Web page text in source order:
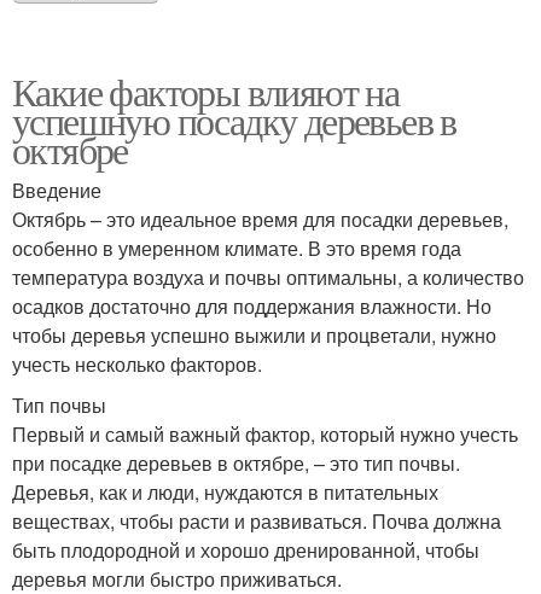
Какие факторы влияют на
успешную посадку деревьев в
октябре
Введение
Октябрь – это идеальное время для посадки деревьев,
особенно в умеренном климате. В это время года
температура воздуха и почвы оптимальны, а количество
осадков достаточно для поддержания влажности. Но
чтобы деревья успешно выжили и процветали, нужно
учесть несколько факторов.
Тип почвы
Первый и самый важный фактор, который нужно учесть
при посадке деревьев в октябре, – это тип почвы.
Деревья, как и люди, нуждаются в питательных
веществах, чтобы расти и развиваться. Почва должна
быть плодородной и хорошо дренированной, чтобы
деревья могли быстро приживаться.